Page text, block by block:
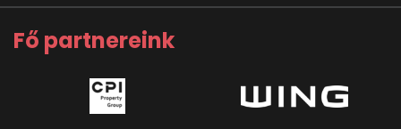
Fő partnereink